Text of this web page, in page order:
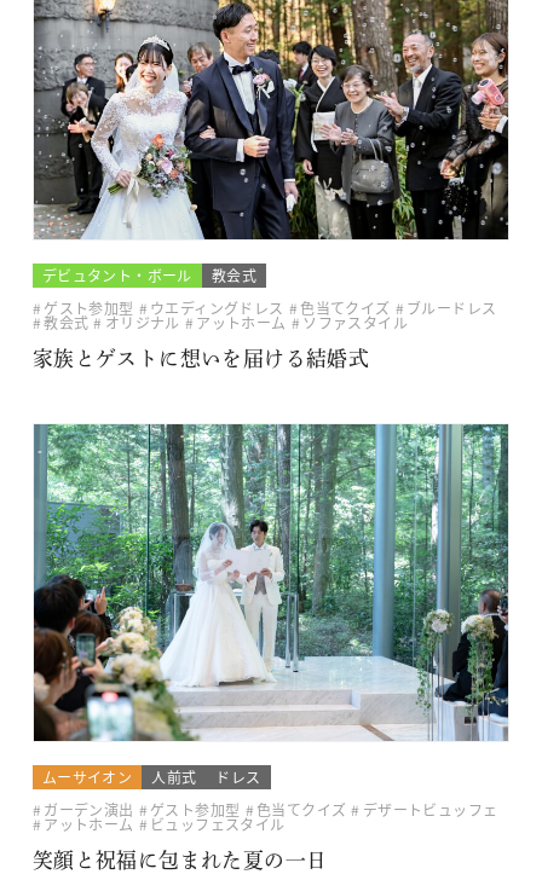
デビュタント・ボール
教会式
ゲスト参加型
ウエディングドレス 色当てクイズ ブルードレス
教会式 オリジナル アットホーム
ソファスタイル
家族とゲストに想いを届ける結婚式
ムーサイオン 人前式
ドレス
ガーデン演出
ゲスト参加型 色当てクイズ デザートビュッフェ
アットホーム
ビュッフェスタイル
笑顔と祝福に包まれた夏の一日